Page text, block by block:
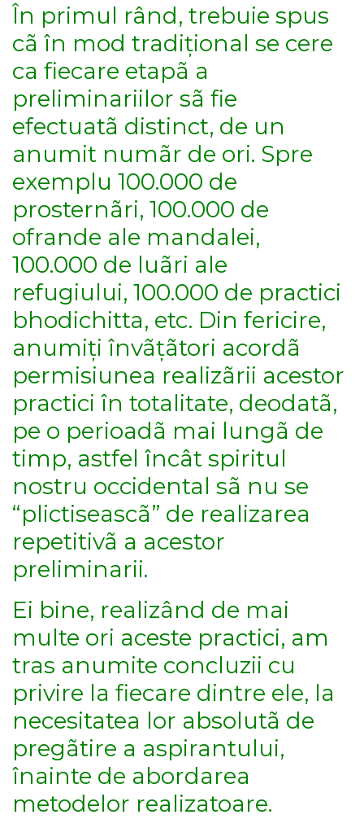
În primul rând, trebuie spus
cã în mod tradițional se cere
ca fiecare etapã a
preliminariilor sã fie
efectuatã distinct, de un
anumit numãr de ori. Spre
exemplu 100.000 de
prosternãri, 100.000 de
ofrande ale mandalei,
100.000 de luãri ale
refugiului, 100.000 de practici
bhodichitta, etc. Din fericire,
anumiți învãțãtori acordã
permisiunea realizãrii acestor
practici în totalitate, deodatã,
pe o perioadã mai lungã de
timp, astfel încât spiritul
nostru occidental sã nu se
“plictiseascã” de realizarea
repetitivã a acestor
preliminarii.
Ei bine, realizând de mai
multe ori aceste practici, am
tras anumite concluzii cu
privire la fiecare dintre ele, la
necesitatea lor absolutã de
pregãtire a aspirantului,
înainte de abordarea
metodelor realizatoare.